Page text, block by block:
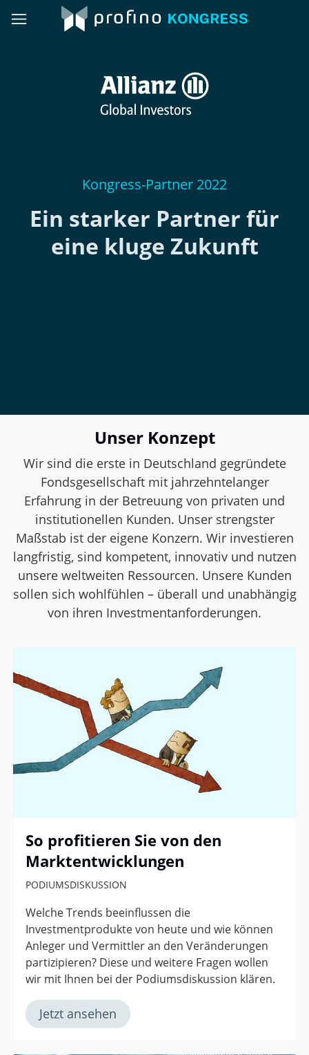
Kongress-Partner 2022
Ein starker Partner für
eine kluge Zukunft
Unser Konzept
Wir sind die erste in Deutschland gegründete
Fondsgesellschaft mit jahrzehntelanger
Erfahrung in der Betreuung von privaten und
institutionellen Kunden. Unser strengster
Maßstab ist der eigene Konzern. Wir investieren
langfristig, sind kompetent, innovativ und nutzen
unsere weltweiten Ressourcen. Unsere Kunden
sollen sich wohlfühlen – überall und unabhängig
von ihren Investmentanforderungen.
So profitieren Sie von den
Marktentwicklungen
PODIUMSDISKUSSION
Welche Trends beeinflussen die
Investmentprodukte von heute und wie können
Anleger und Vermittler an den Veränderungen
partizipieren? Diese und weitere Fragen wollen
wir mit Ihnen bei der Podiumsdiskussion klären.
Jetzt ansehen